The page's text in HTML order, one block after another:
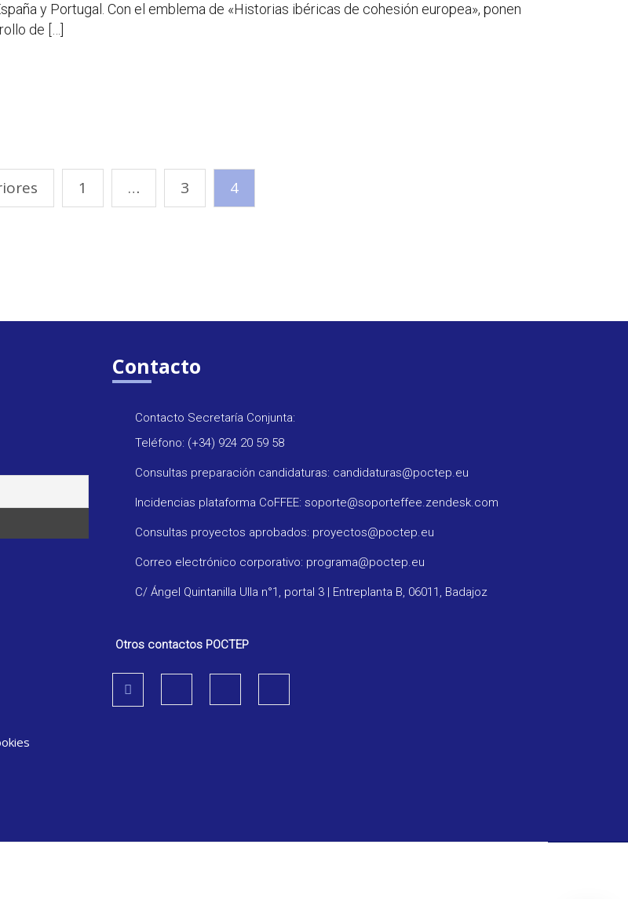
y Portugal. Con el emblema de «Historias ibéricas de cohesión europea», ponen
de […]
1 … 3 4
Contacto
Contacto Secretaría Conjunta:
Teléfono: (+34) 924 20 59 58
Consultas preparación candidaturas: candidaturas@poctep.eu
Incidencias plataforma CoFFEE: soporte@soporteffee.zendesk.com
Consultas proyectos aprobados: proyectos@poctep.eu
Correo electrónico corporativo: programa@poctep.eu
C/ Ángel Quintanilla Ulla n°1, portal 3 | Entreplanta B, 06011, Badajoz
Otros contactos POCTEP